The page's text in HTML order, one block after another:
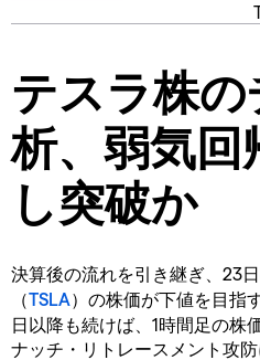
テスラ株
析、弱気回
し突破か
決算後の流れを引き継ぎ、23
（TSLA）の株価が下値を目指
日以降も続けば、1時間足の株
ナッチ・リトレースメント攻防